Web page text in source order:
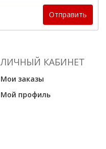
Отправить
ЛИЧНЫЙ КАБИНЕТ
Мои заказы
Мой профиль